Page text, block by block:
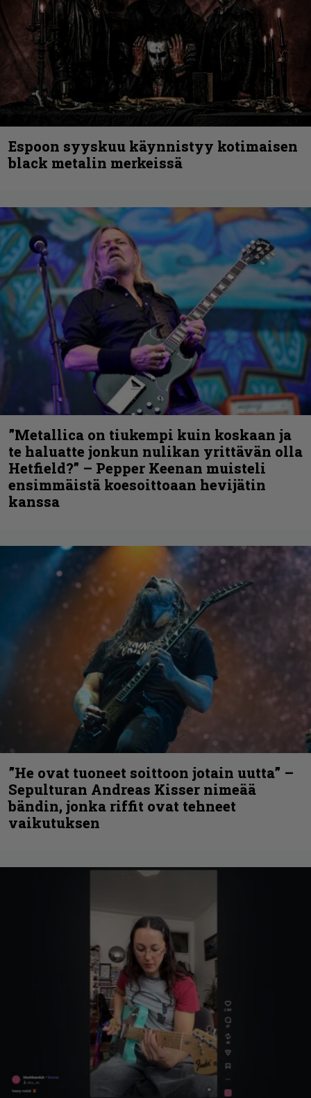
Espoon syyskuu käynnistyy kotimaisen
black metalin merkeissä
”Metallica on tiukempi kuin koskaan ja
te haluatte jonkun nulikan yrittävän olla
Hetfield?” – Pepper Keenan muisteli
ensimmäistä koesoittoaan hevijätin
kanssa
”He ovat tuoneet soittoon jotain uutta” –
Sepulturan Andreas Kisser nimeää
bändin, jonka riffit ovat tehneet
vaikutuksen